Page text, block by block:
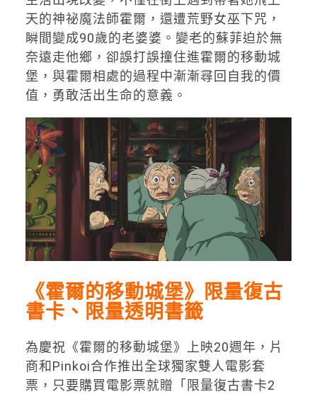
天的神祕魔法師霍爾，還遭荒野女巫下咒，
瞬間變成90歲的老婆婆。變老的蘇菲迫於無
奈遠走他鄉，卻誤打誤撞住進霍爾的移動城
堡，與霍爾相處的過程中漸漸尋回自我的價
值，勇敢活出生命的意義。
《霍爾的移動城堡》限量復古
書卡、限量透明書籤
為慶祝《霍爾的移動城堡》上映20週年，片
商和Pinkoi合作推出全球獨家雙人電影套
票，只要購買電影票就贈「限量復古書卡2